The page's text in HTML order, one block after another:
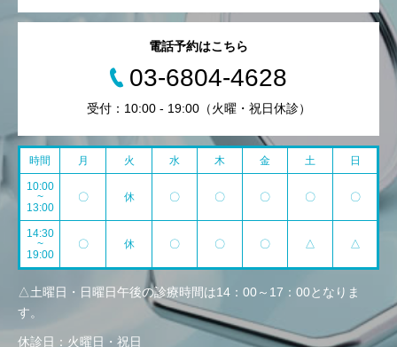
電話予約はこちら
03-6804-4628
受付：10:00 - 19:00（火曜・祝日休診）
時間 月 火 水 木 金 土 日
10:00
~
13:00
〇 休 〇 〇 〇 〇 〇
14:30
~
19:00
〇 休 〇 〇 〇 △ △
△土曜日・日曜日午後の診療時間は14：00～17：00となりま
す。
休診日：火曜日・祝日